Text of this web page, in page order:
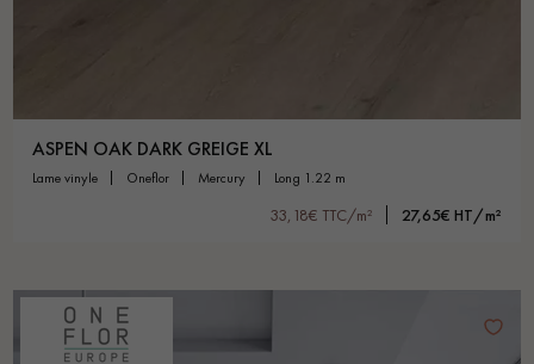
ASPEN OAK DARK GREIGE XL
lame vinyle oneflor mercury long 1.22 m
33,18€ TTC/m² 27,65€ HT/m²